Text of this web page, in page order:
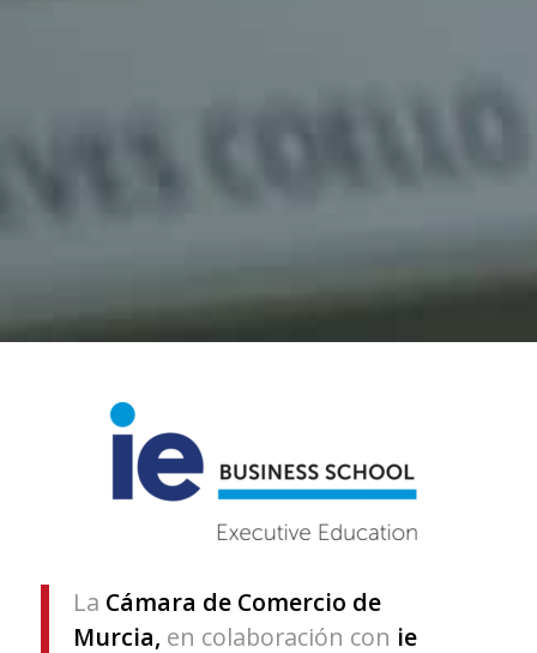
La Cámara de Comercio de
Murcia, en colaboración con ie